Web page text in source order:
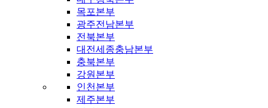
목포본부
광주전남본부
전북본부
대전세종충남본부
충북본부
강원본부
인천본부
제주본부